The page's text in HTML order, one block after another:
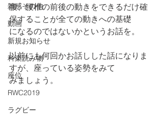
雑感その他
動画
新規お知らせ
科楽読み物
座位
RWC2019
ラグビー
腰、腰椎の前後の動きをできるだけ確
保することが全ての動きへの基礎
になるのではないかというお話を。
以前にも何回かお話しした話になりま
すが、座っている姿勢をみて
みましょう。